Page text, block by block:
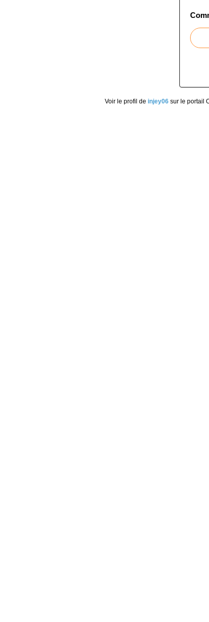
Voir le profil de injey06 sur le portail